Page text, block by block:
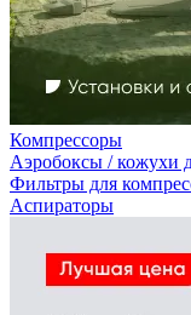
Компрессоры
Аэробоксы / кожухи
Фильтры для
Аспираторы